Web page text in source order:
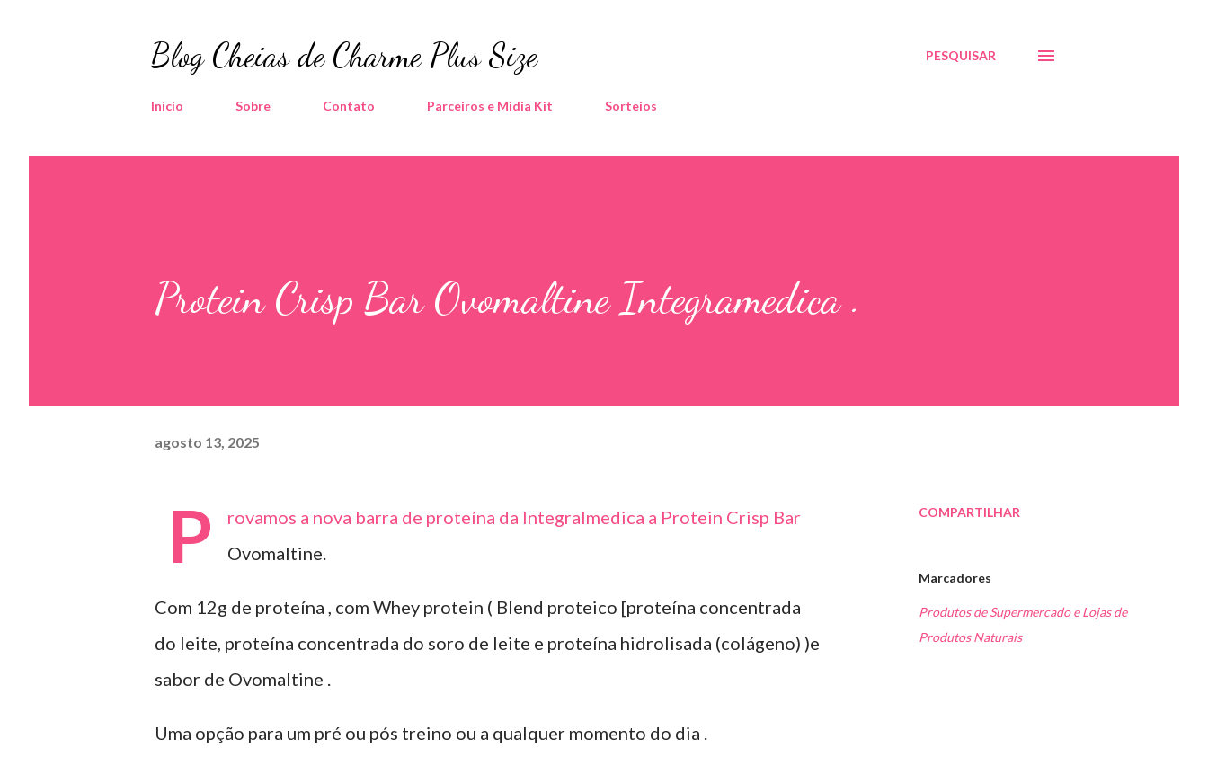
Blog Cheias de Charme Plus Size PESQUISAR
Início Sobre Contato Parceiros e Midia Kit Sorteios
Protein Crisp Bar Ovomaltine Integramedica .
agosto 13, 2025
P
rovamos a nova barra de proteína da Integralmedica a Protein Crisp Bar
Ovomaltine.
Com 12g de proteína , com Whey protein ( Blend proteico [proteína concentrada
do leite, proteína concentrada do soro de leite e proteína hidrolisada (colágeno) )e
sabor de Ovomaltine .
Uma opção para um pré ou pós treino ou a qualquer momento do dia .
COMPARTILHAR
Marcadores
Produtos de Supermercado e Lojas de
Produtos Naturais